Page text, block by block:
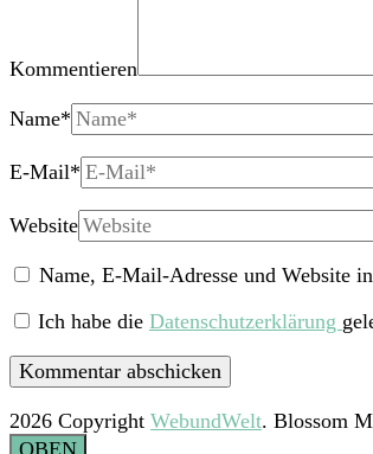
Kommentieren
Name*
E-Mail*
Website
Name, E-Mail-Adresse und Website
Ich habe die Datenschutzerklärung
2026 Copyright WebundWelt. Blossom
OBEN